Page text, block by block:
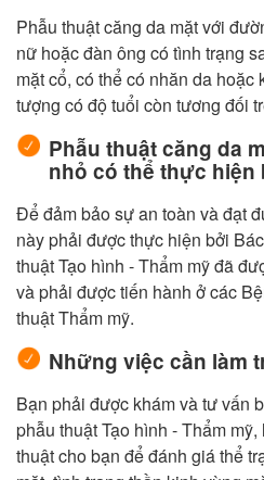
Phẫu thuật căng da mặt với
nữ hoặc đàn ông có tình trạng
mặt cổ, có thể có nhăn da hoặc
tượng có độ tuổi còn tương đối
Phẫu thuật căng da
nhỏ có thể thực hiện
Để đảm bảo sự an toàn và đạt
này phải được thực hiện bởi
thuật Tạo hình - Thẩm mỹ đã
và phải được tiến hành ở các
thuật Thẩm mỹ.
Những việc cần làm
Bạn phải được khám và tư vấn
phẫu thuật Tạo hình - Thẩm
thuật cho bạn để đánh giá thể